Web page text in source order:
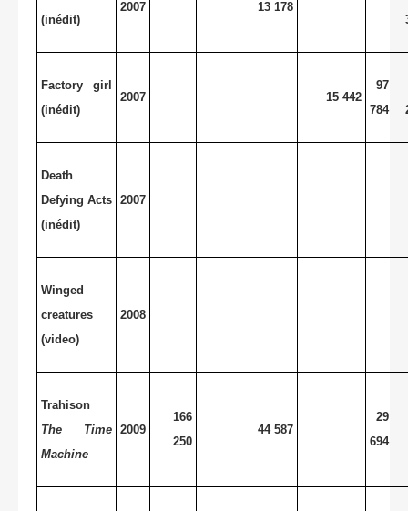
(inédit)
2007
13 178
Factory girl
(inédit)
2007 15 442
97
784
Death
Defying Acts
(inédit)
2007
Winged
creatures
(video)
2008
Trahison
The Time
Machine
2009
166
250
44 587
29
694